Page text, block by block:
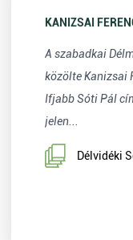
KANIZSAI
A szabadkai
közölte Kanizsai
Ifjabb Sóti Pál
jelen...
Délvidéki